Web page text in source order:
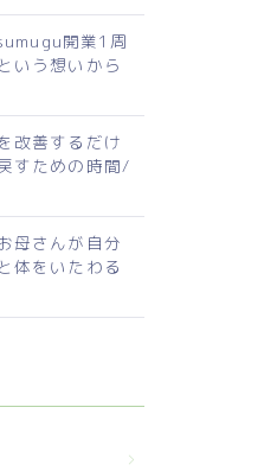
開業1周
いう想いから
改善するだけ
すための時間/
母さんが自分
体をいたわる